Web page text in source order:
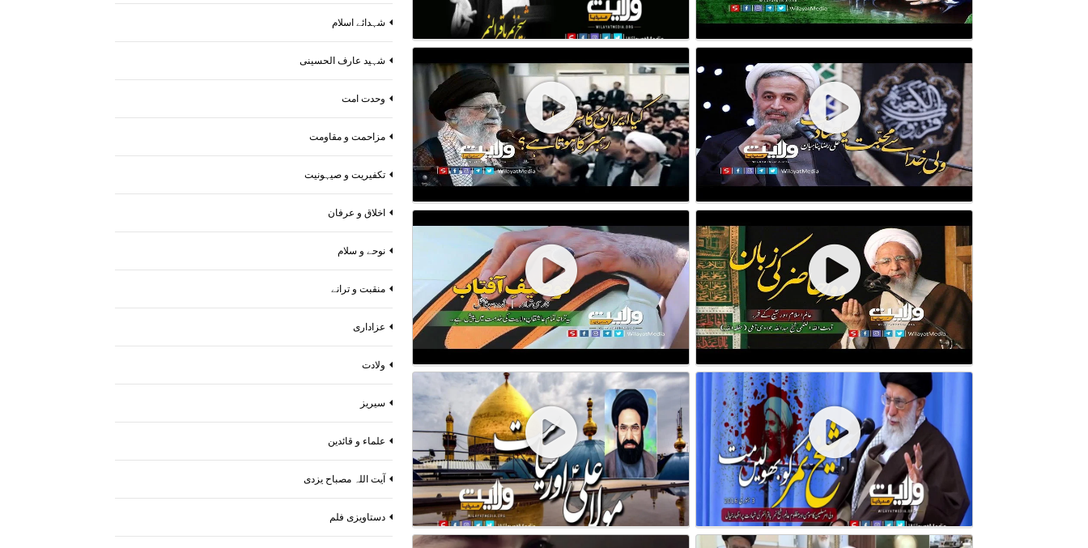
شہدائے اسلام
شہید عارف الحسینی
وحدت امت
مزاحمت و مقاومت
تکفیریت و صیہونیت
اخلاق و عرفان
نوحے و سلام
منقبت و ترانے
عزاداری
ولادت
سیریز
علماء و قائدین
آیت اللہ مصباح یزدی
دستاویزی فلم